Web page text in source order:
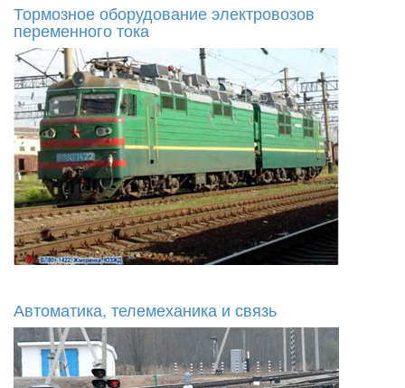
Тормозное оборудование электровозов
переменного тока
Автоматика, телемеханика и связь